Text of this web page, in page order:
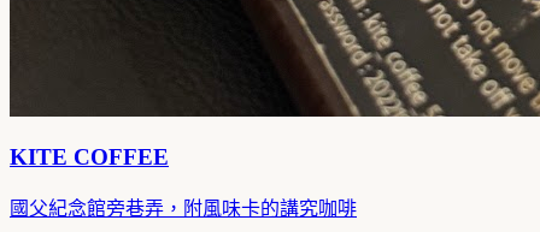
KITE COFFEE
國父紀念館旁巷弄，附風味卡的講究咖啡